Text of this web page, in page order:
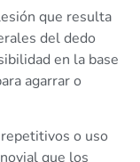
que resulta
del dedo
en la base
agarrar o
o uso
que los